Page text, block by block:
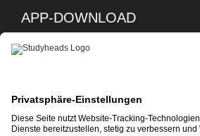
APP-DOWNLOAD